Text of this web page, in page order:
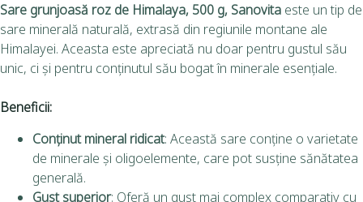
Sare grunjoasă roz de Himalaya, 500 g, Sanovita este un tip de
sare minerală naturală, extrasă din regiunile montane ale
Himalayei. Aceasta este apreciată nu doar pentru gustul său
unic, ci și pentru conținutul său bogat în minerale esențiale.
Beneficii:
Conținut mineral ridicat: Această sare conține o varietate
de minerale și oligoelemente, care pot susține sănătatea
generală.
Gust superior: Oferă un gust mai complex comparativ cu